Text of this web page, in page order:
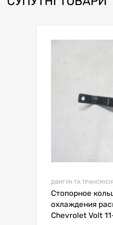
ДВИГУН ТА ТРАНСМІСІЯ
Стопорное
охлаждения
Chevrolet Volt